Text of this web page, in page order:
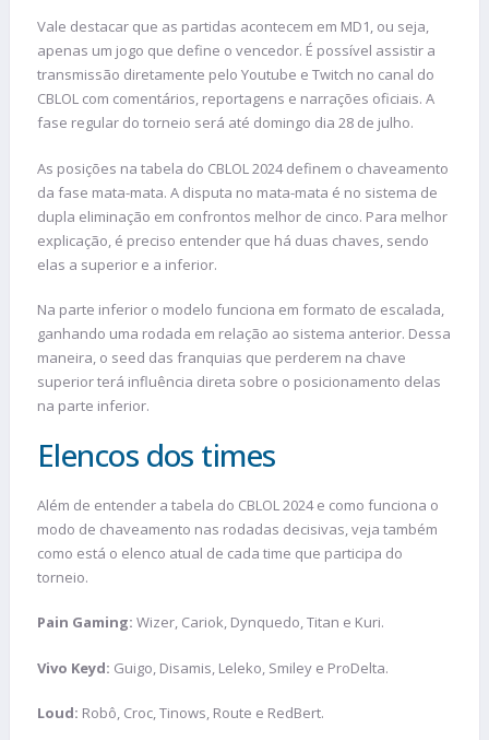
Vale destacar que as partidas acontecem em MD1, ou seja,
apenas um jogo que define o vencedor. É possível assistir a
transmissão diretamente pelo Youtube e Twitch no canal do
CBLOL com comentários, reportagens e narrações oficiais. A
fase regular do torneio será até domingo dia 28 de julho.
As posições na tabela do CBLOL 2024 definem o chaveamento
da fase mata-mata. A disputa no mata-mata é no sistema de
dupla eliminação em confrontos melhor de cinco. Para melhor
explicação, é preciso entender que há duas chaves, sendo
elas a superior e a inferior.
Na parte inferior o modelo funciona em formato de escalada,
ganhando uma rodada em relação ao sistema anterior. Dessa
maneira, o seed das franquias que perderem na chave
superior terá influência direta sobre o posicionamento delas
na parte inferior.
Elencos dos times
Além de entender a tabela do CBLOL 2024 e como funciona o
modo de chaveamento nas rodadas decisivas, veja também
como está o elenco atual de cada time que participa do
torneio.
Pain Gaming: Wizer, Cariok, Dynquedo, Titan e Kuri.
Vivo Keyd: Guigo, Disamis, Leleko, Smiley e ProDelta.
Loud: Robô, Croc, Tinows, Route e RedBert.